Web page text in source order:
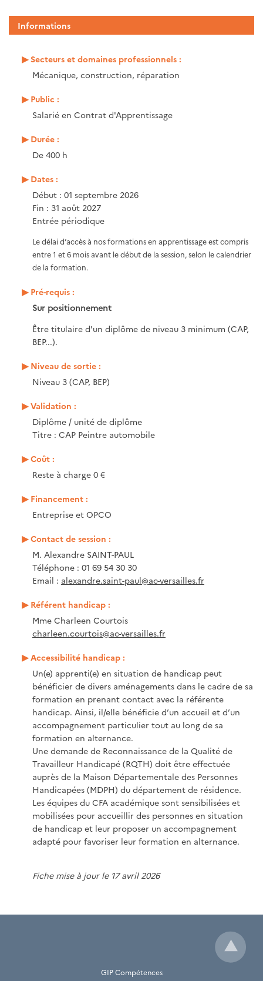
Informations
Secteurs et domaines professionnels :
Mécanique, construction, réparation
Public :
Salarié en Contrat d'Apprentissage
Durée :
De 400 h
Dates :
Début : 01 septembre 2026
Fin : 31 août 2027
Entrée périodique
Le délai d’accès à nos formations en apprentissage est compris
entre 1 et 6 mois avant le début de la session, selon le calendrier
de la formation.
Pré-requis :
Sur positionnement
Être titulaire d'un diplôme de niveau 3 minimum (CAP,
BEP...).
Niveau de sortie :
Niveau 3 (CAP, BEP)
Validation :
Diplôme / unité de diplôme
Titre : CAP Peintre automobile
Coût :
Reste à charge 0 €
Financement :
Entreprise et OPCO
Contact de session :
M. Alexandre SAINT-PAUL
Téléphone : 01 69 54 30 30
Email : alexandre.saint-paul@ac-versailles.fr
Référent handicap :
Mme Charleen Courtois
charleen.courtois@ac-versailles.fr
Accessibilité handicap :
Un(e) apprenti(e) en situation de handicap peut
bénéficier de divers aménagements dans le cadre de sa
formation en prenant contact avec la référente
handicap. Ainsi, il/elle bénéficie d’un accueil et d’un
accompagnement particulier tout au long de sa
formation en alternance.
Une demande de Reconnaissance de la Qualité de
Travailleur Handicapé (RQTH) doit être effectuée
auprès de la Maison Départementale des Personnes
Handicapées (MDPH) du département de résidence.
Les équipes du CFA académique sont sensibilisées et
mobilisées pour accueillir des personnes en situation
de handicap et leur proposer un accompagnement
adapté pour favoriser leur formation en alternance.
Fiche mise à jour le 17 avril 2026
GIP Compétences